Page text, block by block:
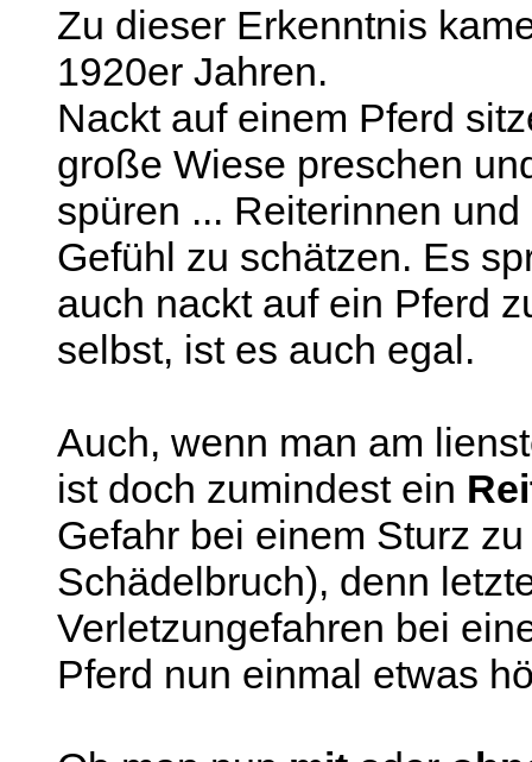
Zu dieser Erkenntnis
1920er Jahren.
Nackt auf einem Pferd
große Wiese preschen
spüren ... Reiterinnen
Gefühl zu schätzen. Es
auch nackt auf ein Pferd
selbst, ist es auch egal.
Auch, wenn man am
ist doch zumindest ein
Gefahr bei einem Sturz
Schädelbruch), denn
Verletzungefahren bei
Pferd nun einmal etwas